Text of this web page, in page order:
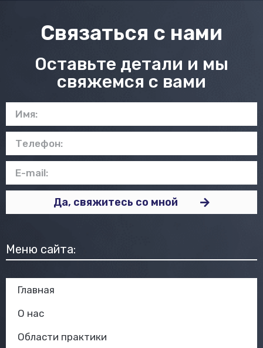
Связаться с нами
Оставьте детали и мы
свяжемся с вами
Да, свяжитесь со мной
Меню сайта:
Главная
О нас
Области практики